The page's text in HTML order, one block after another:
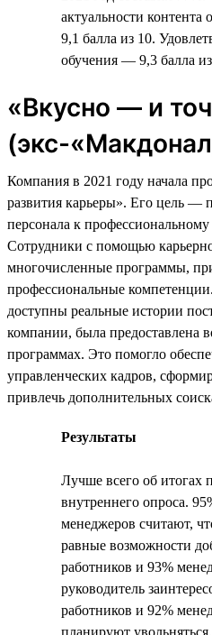
актуальности
9,1 балла из 10.
обучения — 9,3 балла
«Вкусно — и
(экс-
Компания в 2021 году начала
развития карьеры». Его цель —
персонала к
Сотрудники с помощью
многочисленные программы,
профессиональные
доступны реальные истории
компании, была предоставлена
программах. Это помогло
управленческих кадров,
привлечь дополнительных
Результаты
Лучше всего об итогах
внутреннего опроса.
менеджеров считают,
равные возможности
работников и 93%
руководитель
работников и 92%
планируют